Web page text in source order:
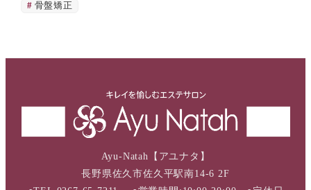
骨盤矯正
Ayu-Natah【アユナタ】
長野県佐久市佐久平駅南14-6 2F